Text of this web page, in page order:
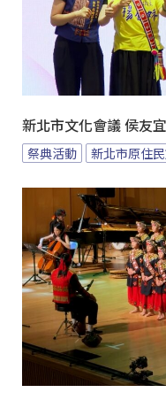
新北市文化會議 侯友
祭典活動 新北市原住